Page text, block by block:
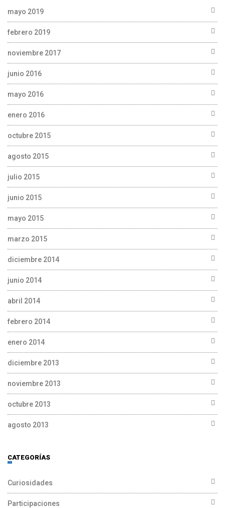
mayo 2019
febrero 2019
noviembre 2017
junio 2016
mayo 2016
enero 2016
octubre 2015
agosto 2015
julio 2015
junio 2015
mayo 2015
marzo 2015
diciembre 2014
junio 2014
abril 2014
febrero 2014
enero 2014
diciembre 2013
noviembre 2013
octubre 2013
agosto 2013
CATEGORÍAS
Curiosidades
Participaciones